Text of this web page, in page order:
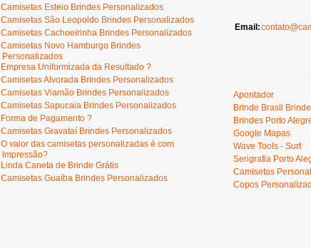
Camisetas Esteio Brindes Personalizados
Camisetas São Leopoldo Brindes Personalizados
Camisetas Cachoeirinha Brindes Personalizados
Camisetas Novo Hamburgo Brindes
Personalizados
Empresa Uniformizada da Resultado ?
Camisetas Alvorada Brindes Personalizados
Camisetas Viamão Brindes Personalizados
Camisetas Sapucaia Brindes Personalizados
Forma de Pagamento ?
Camisetas Gravataí Brindes Personalizados
O valor das camisetas personalizadas é com
impressão?
Linda Caneta de Brinde Grátis
Camisetas Guaíba Brindes Personalizados
Email:
Apontador
Brinde Brasil
Brindes Porto
Google Mapas
Wave Tools - Surf
Serigrafia Porto
Camisetas
Copos